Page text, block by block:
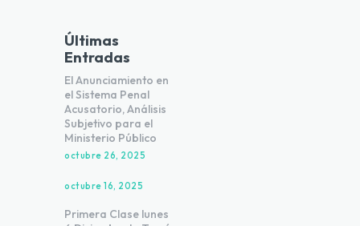
Últimas
Entradas
El Anunciamiento en
el Sistema Penal
Acusatorio, Análisis
Subjetivo para el
Ministerio Público
octubre 26, 2025
octubre 16, 2025
Primera Clase lunes